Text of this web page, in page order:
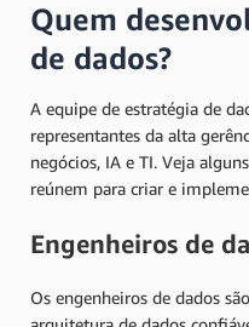
Quem
de dados?
A equipe de estratégia de
representantes da alta
negócios, IA e TI. Veja
reúnem para criar e
Engenheiros de
Os engenheiros de dados